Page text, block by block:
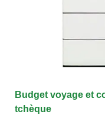
Budget voyage et
tchèque